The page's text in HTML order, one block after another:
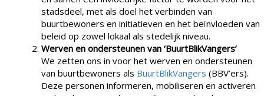
stadsdeel, met als doel het verbinden van
buurtbewoners en initiatieven en het beïnvloeden van
beleid op zowel lokaal als stedelijk niveau.
Werven en ondersteunen van ‘BuurtBlikVangers’
We zetten ons in voor het werven en ondersteunen
van buurtbewoners als BuurtBlikVangers (BBV’ers).
Deze personen informeren, mobiliseren en activeren